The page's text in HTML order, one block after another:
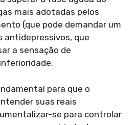
mais adotadas pelos
(que pode demandar um
antidepressivos, que
a sensação de
para que o
suas reais
se para controlar